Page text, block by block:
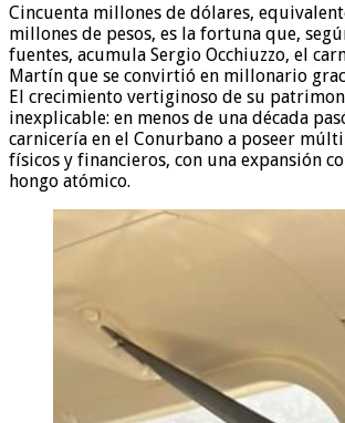
Cincuenta millones de dólares,
millones de pesos, es la fortuna que,
fuentes, acumula Sergio Occhiuzzo, el
Martín que se convirtió en millonario
El crecimiento vertiginoso de su
inexplicable: en menos de una década
carnicería en el Conurbano a poseer
físicos y financieros, con una expansión
hongo atómico.